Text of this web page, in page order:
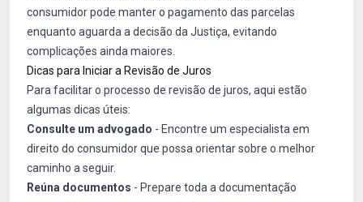
consumidor pode manter o pagamento das parcelas
enquanto aguarda a decisão da Justiça, evitando
complicações ainda maiores.
Dicas para Iniciar a Revisão de Juros
Para facilitar o processo de revisão de juros, aqui estão
algumas dicas úteis:
Consulte um advogado - Encontre um especialista em
direito do consumidor que possa orientar sobre o melhor
caminho a seguir.
Reúna documentos - Prepare toda a documentação